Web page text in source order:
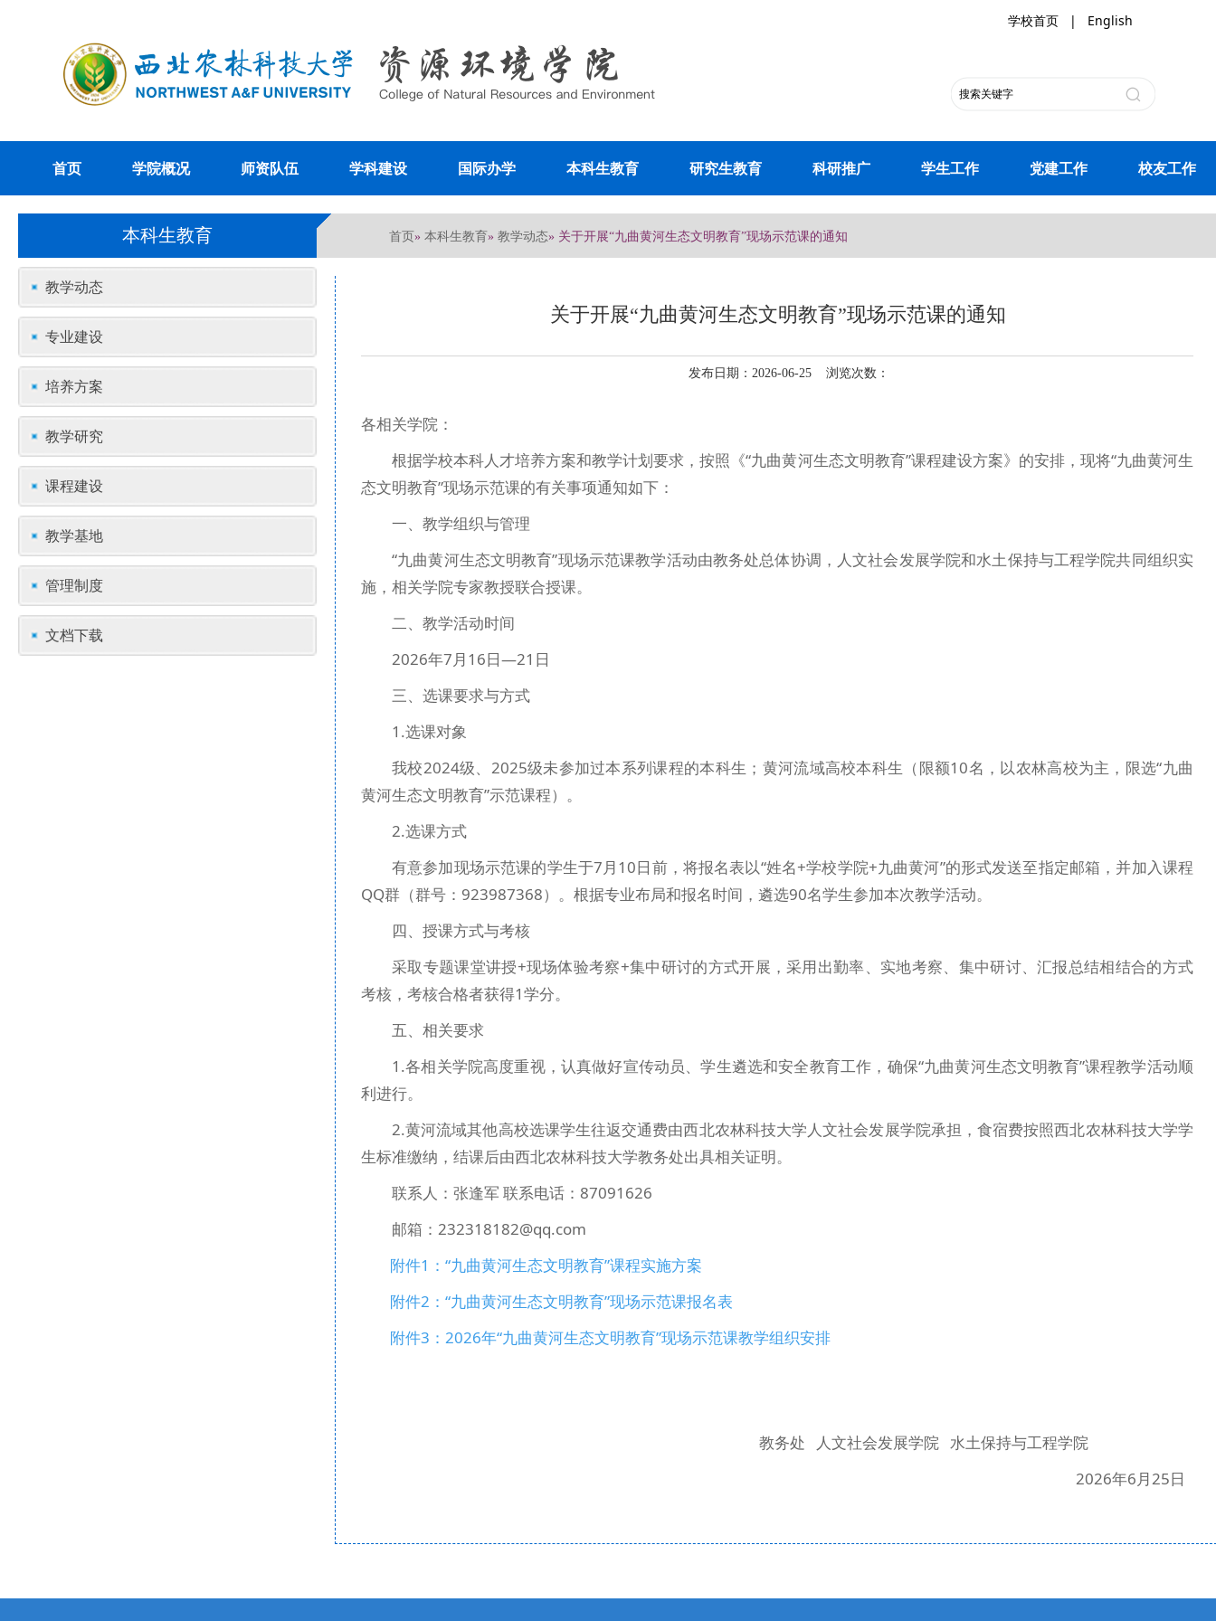
学校首页 | English
首页 学院概况 师资队伍 学科建设 国际办学 本科生教育 研究生教育 科研推广 学生工作 党建工作 校友工作
本科生教育 首页» 本科生教育» 教学动态» 关于开展“九曲黄河生态文明教育”现场示范课的通知
教学动态
专业建设
培养方案
教学研究
课程建设
教学基地
管理制度
文档下载
关于开展“九曲黄河生态文明教育”现场示范课的通知
发布日期：2026-06-25 浏览次数：
各相关学院：
根据学校本科人才培养方案和教学计划要求，按照《“九曲黄河生态文明教育”课程建设方案》的安排，现将“九曲黄河生
态文明教育”现场示范课的有关事项通知如下：
一、教学组织与管理
“九曲黄河生态文明教育”现场示范课教学活动由教务处总体协调，人文社会发展学院和水土保持与工程学院共同组织实
施，相关学院专家教授联合授课。
二、教学活动时间
2026年7月16日—21日
三、选课要求与方式
1.选课对象
我校2024级、2025级未参加过本系列课程的本科生；黄河流域高校本科生（限额10名，以农林高校为主，限选“九曲
黄河生态文明教育”示范课程）。
2.选课方式
有意参加现场示范课的学生于7月10日前，将报名表以“姓名+学校学院+九曲黄河”的形式发送至指定邮箱，并加入课程
QQ群（群号：923987368）。根据专业布局和报名时间，遴选90名学生参加本次教学活动。
四、授课方式与考核
采取专题课堂讲授+现场体验考察+集中研讨的方式开展，采用出勤率、实地考察、集中研讨、汇报总结相结合的方式
考核，考核合格者获得1学分。
五、相关要求
1.各相关学院高度重视，认真做好宣传动员、学生遴选和安全教育工作，确保“九曲黄河生态文明教育”课程教学活动顺
利进行。
2.黄河流域其他高校选课学生往返交通费由西北农林科技大学人文社会发展学院承担，食宿费按照西北农林科技大学学
生标准缴纳，结课后由西北农林科技大学教务处出具相关证明。
联系人：张逢军 联系电话：87091626
邮箱：232318182@qq.com
附件1：“九曲黄河生态文明教育”课程实施方案
附件2：“九曲黄河生态文明教育”现场示范课报名表
附件3：2026年“九曲黄河生态文明教育”现场示范课教学组织安排
教务处 人文社会发展学院 水土保持与工程学院
2026年6月25日